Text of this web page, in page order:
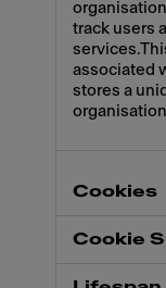
track users
associated
stores a